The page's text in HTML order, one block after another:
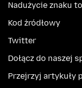
Nadużycie znaku
Kod źródłowy
Twitter
Dołącz do naszej
Przejrzyj artykuły